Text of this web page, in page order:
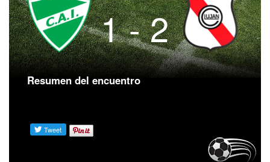
1 - 2
Resumen del encuentro